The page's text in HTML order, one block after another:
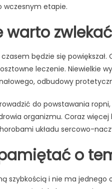
wczesnym etapie.
warto
będzie się
leczenie. Niewielkie
odbudowy
do powstawania
organizmu. Coraz
układu sercowo-
o
szybkością i nie ma